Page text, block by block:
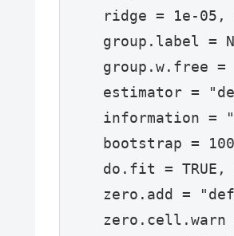
ridge = 1e-05,
group.label =
group.w.free =
estimator =
information =
bootstrap =
do.fit = TRUE,
zero.add =
zero.cell.warn